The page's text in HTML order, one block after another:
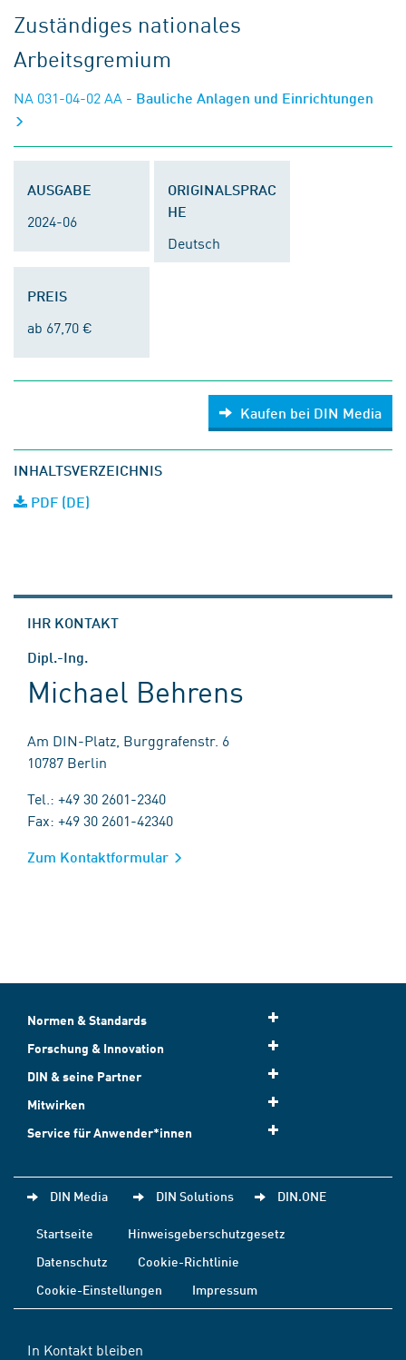
Zuständiges nationales
Arbeitsgremium
NA 031-04-02 AA - Bauliche Anlagen und Einrichtungen
AUSGABE
2024-06
ORIGINALSPRAC
HE
Deutsch
PREIS
ab 67,70 €
Kaufen bei DIN Media
INHALTSVERZEICHNIS
PDF (DE)
IHR KONTAKT
Dipl.-Ing.
Michael Behrens
Am DIN-Platz, Burggrafenstr. 6
10787 Berlin
Tel.: +49 30 2601-2340
Fax: +49 30 2601-42340
Zum Kontaktformular
Normen & Standards
Forschung & Innovation
DIN & seine Partner
Mitwirken
Service für Anwender*innen
DIN Media DIN Solutions DIN.ONE
Startseite
Hinweisgeberschutzgesetz
Datenschutz
Cookie-Richtlinie
Cookie-Einstellungen
Impressum
In Kontakt bleiben